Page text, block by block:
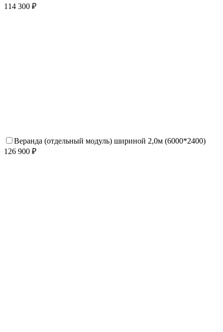
114 300 ₽
Веранда (отдельный модуль) шириной 2,0м (6000*2400)
126 900 ₽